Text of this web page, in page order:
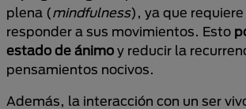
plena (mindfulness), ya que
responder a sus movimientos. Esto
estado de ánimo y reducir la
pensamientos nocivos.
Además, la interacción con un ser